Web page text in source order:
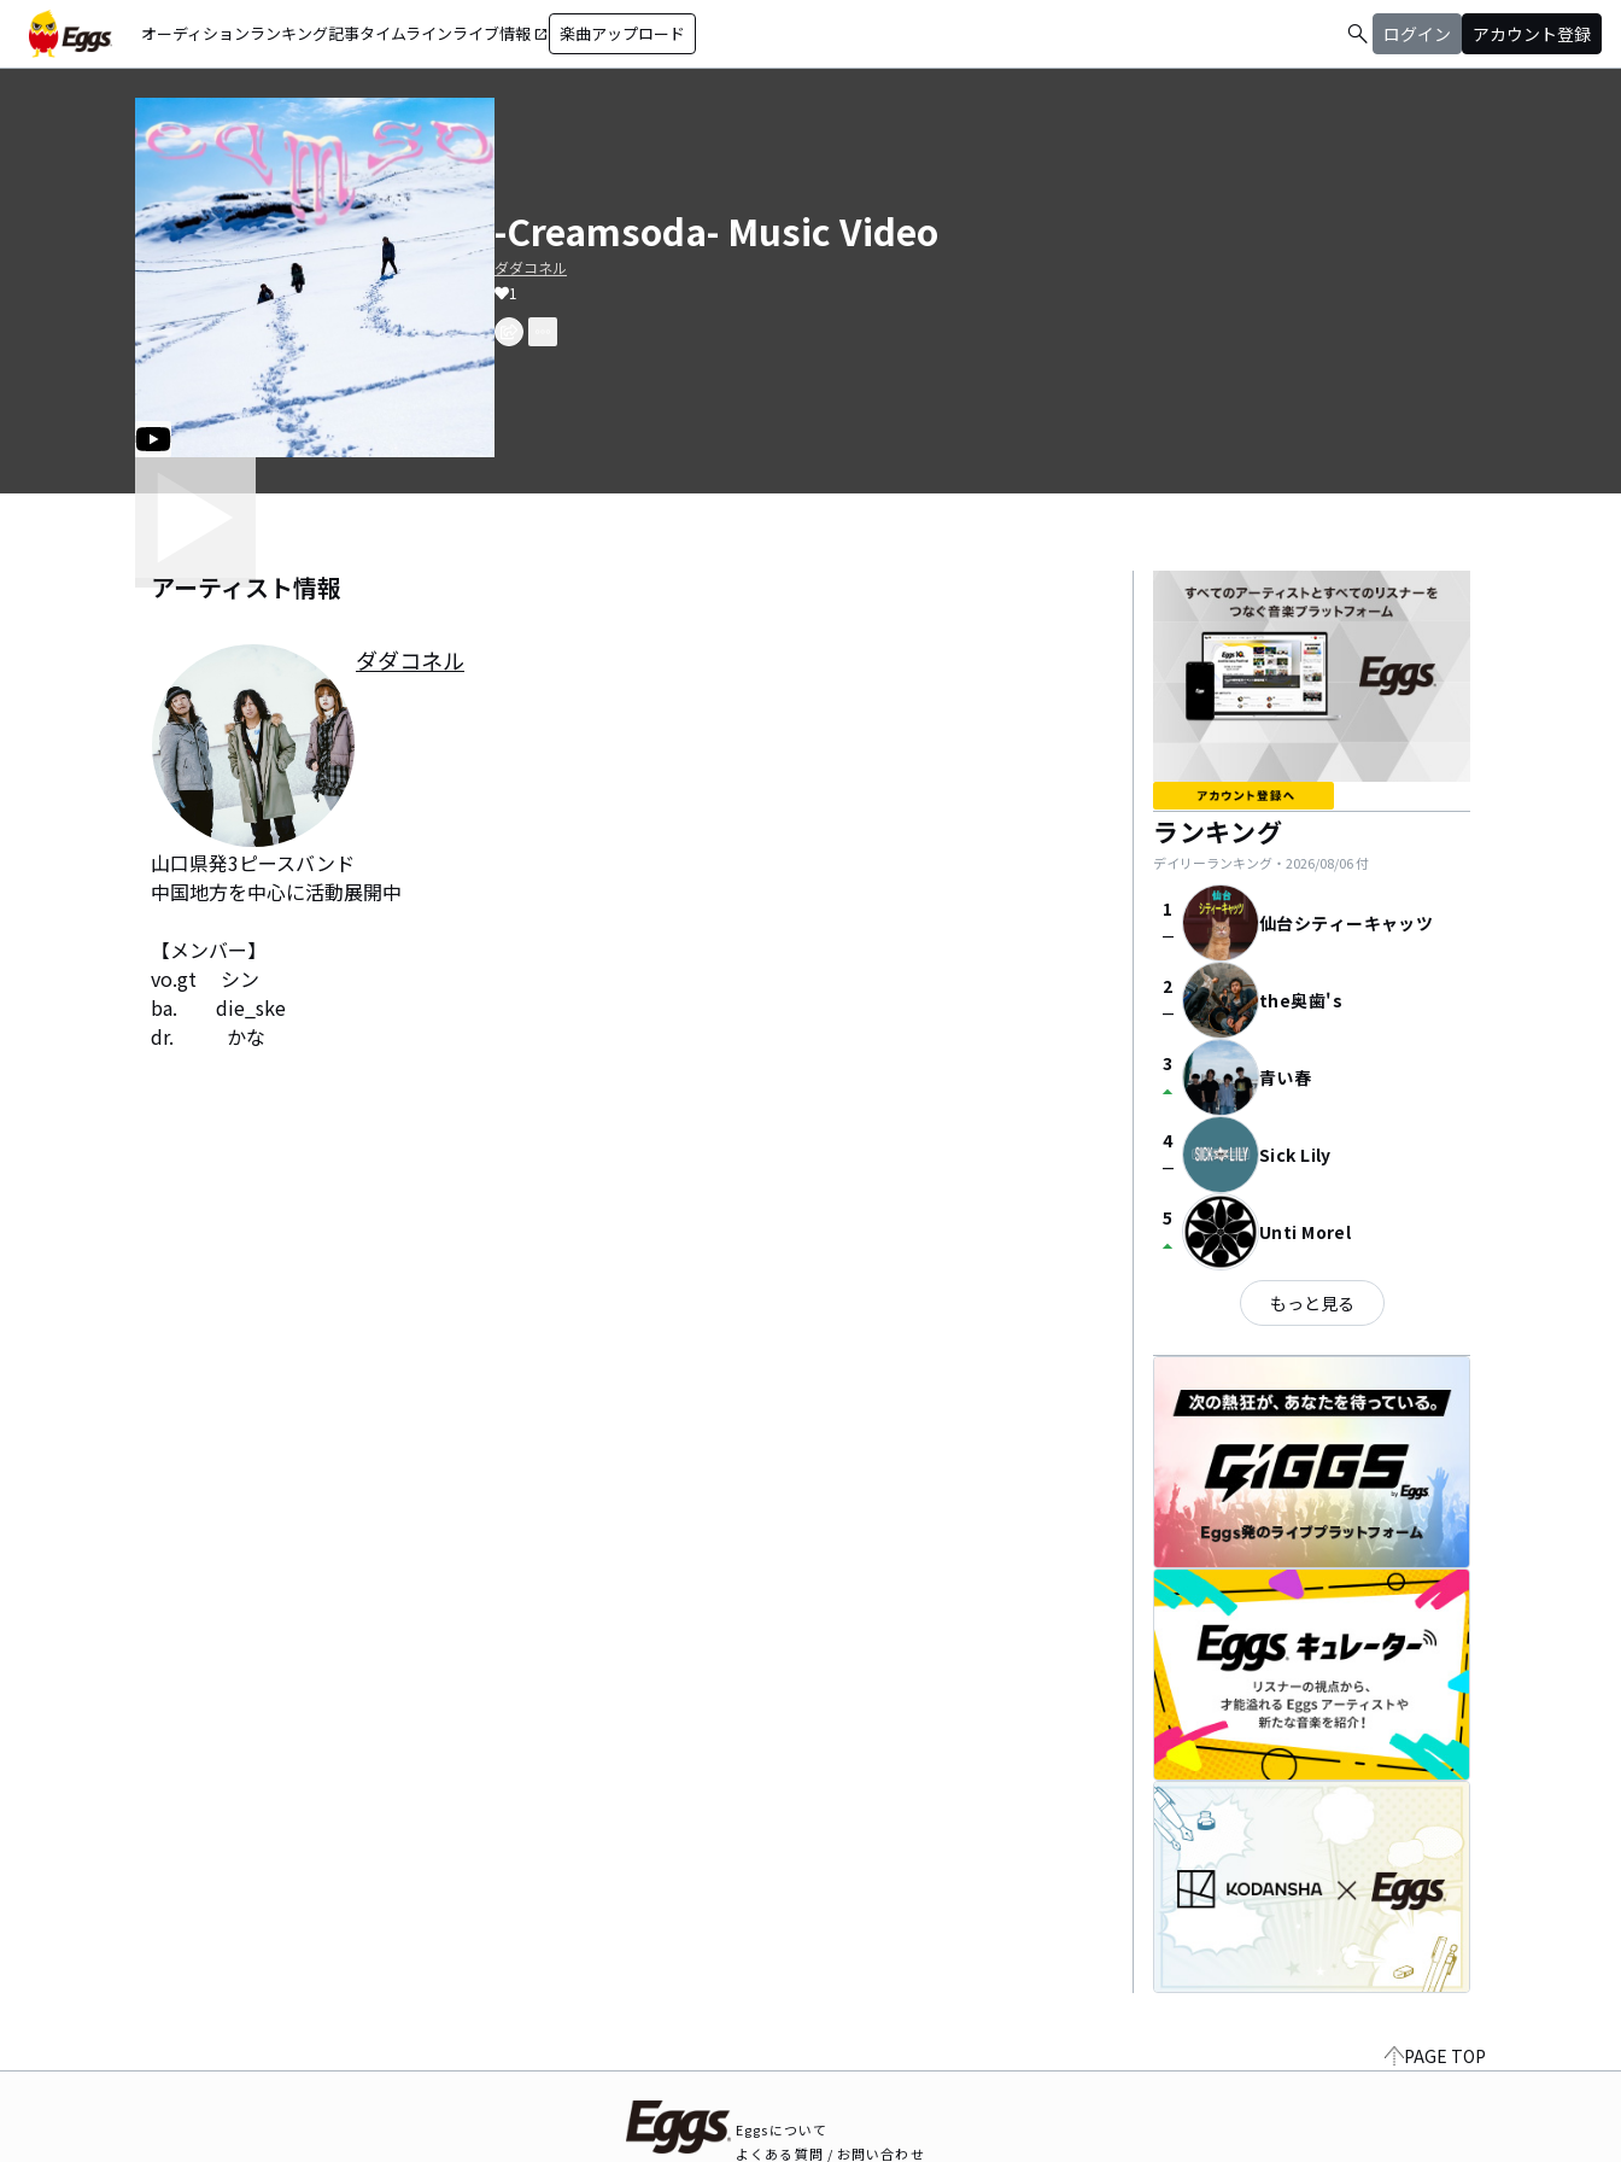
オーディションランキング記事タイムラインライブ情報 open_in_new 楽曲アップロード search ログイン アカウント登録
-Creamsoda- Music Video
ダダコネル
1
アーティスト情報
ダダコネル
山口県発3ピースバンド
中国地方を中心に活動展開中
【メンバー】
vo.gt 　シン
ba.        die_ske
dr.           かな
ランキング
デイリーランキング・ 2026/08/06付
1
check_indeterminate_small 仙台シティーキャッツ
2
check_indeterminate_small the奥歯's
3
arrow_drop_up 青い春
4
check_indeterminate_small Sick Lily
5
arrow_drop_up Unti Morel
もっと見る
PAGE TOP
Eggsについて
よくある質問 / お問い合わせ